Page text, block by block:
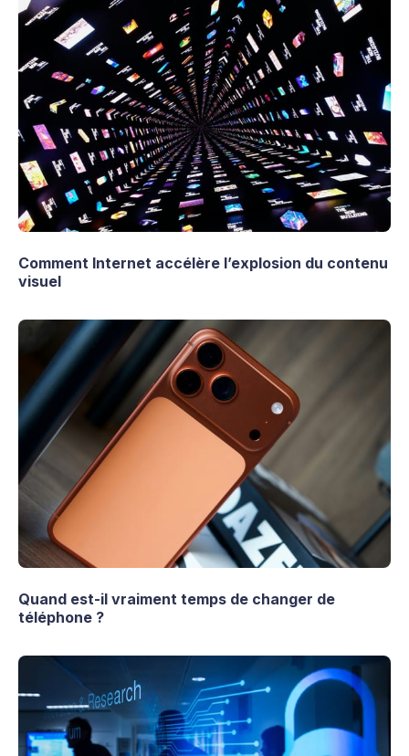
Comment Internet accélère l’explosion du contenu
visuel
Quand est-il vraiment temps de changer de
téléphone ?